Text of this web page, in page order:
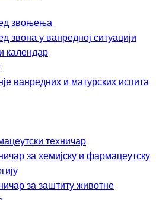
звоњења
звона у ванредној ситуацији
календар
ванредних и матурских испита
техничар
за хемијску и фармацеутску
за заштиту животне